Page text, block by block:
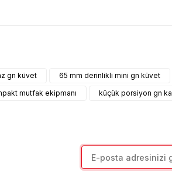
Yorum Yaz
gn küvet 65 mm derinlikli mini gn küvet
mutfak ekipmanı küçük porsiyon gn